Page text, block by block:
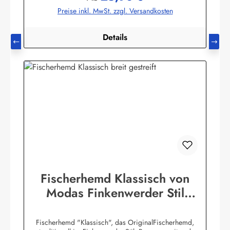
Preise inkl. MwSt. zzgl. Versandkosten
Details
Fischerhemd Klassisch von
Modas Finkenwerder Stil
Fischerhemd "Klassisch", das OriginalFischerhemd,